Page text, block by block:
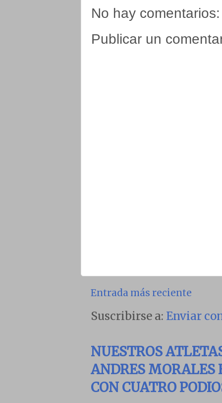
No hay comentarios:
Publicar un
Entrada más reciente
Suscribirse a: Enviar
NUESTROS
ANDRES MORALES
CON CUATRO